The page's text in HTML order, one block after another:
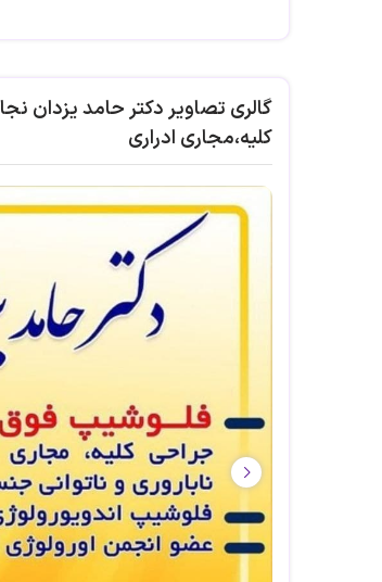
گالری تصاویر دکتر حامد
کلیه،مجاری ادراری